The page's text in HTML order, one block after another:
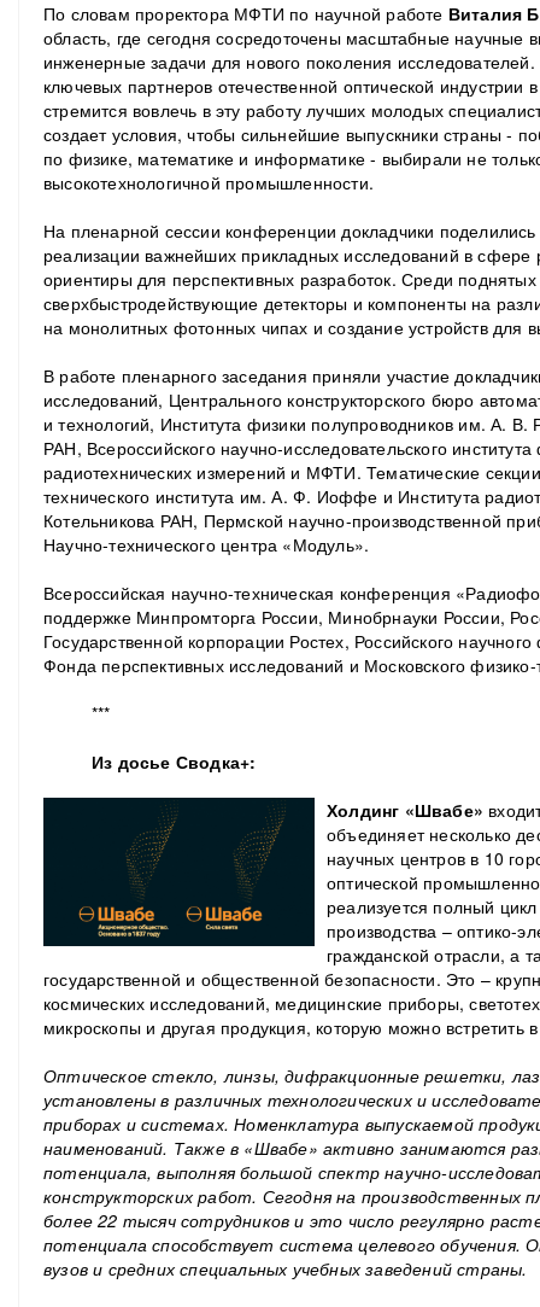
По словам проректора МФТИ по научной работе Виталия
область, где сегодня сосредоточены масштабные научные
инженерные задачи для нового поколения
ключевых партнеров отечественной оптической индустрии
стремится вовлечь в эту работу лучших молодых
создает условия, чтобы сильнейшие выпускники страны -
по физике, математике и информатике - выбирали не
высокотехнологичной промышленности.
На пленарной сессии конференции докладчики
реализации важнейших прикладных исследований в
ориентиры для перспективных разработок. Среди
сверхбыстродействующие детекторы и компоненты на
на монолитных фотонных чипах и создание устройств для
В работе пленарного заседания приняли участие
исследований, Центрального конструкторского бюро
и технологий, Института физики полупроводников им. А.
РАН, Всероссийского научно-исследовательского
радиотехнических измерений и МФТИ. Тематические
технического института им. А. Ф. Иоффе и Института
Котельникова РАН, Пермской научно-производственной
Научно-технического центра «Модуль».
Всероссийская научно-техническая конференция
поддержке Минпромторга России, Минобрнауки России,
Государственной корпорации Ростех, Российского
Фонда перспективных исследований и Московского физико-
***
Из досье Сводка+:
Холдинг «Швабе»
объединяет несколько
научных центров в 10
оптической
реализуется полный
производства – оптико-
гражданской отрасли, а
государственной и общественной безопасности. Это –
космических исследований, медицинские приборы,
микроскопы и другая продукция, которую можно
Оптическое стекло, линзы, дифракционные решетки,
установлены в различных технологических и
приборах и системах. Номенклатура выпускаемой
наименований. Также в «Швабе» активно занимаются
потенциала, выполняя большой спектр научно-
конструкторских работ. Сегодня на производственных
более 22 тысяч сотрудников и это число регулярно
потенциала способствует система целевого обучения.
вузов и средних специальных учебных заведений страны.